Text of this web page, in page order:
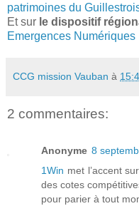
patrimoines du
Et sur le dispositif
Emergences Numériques
CCG mission Vauban à
2 commentaires:
Anonyme 8
1Win met l’accent
des cotes
pour parier à tout